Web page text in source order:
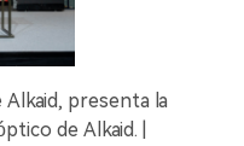
presenta la
de Alkaid. |